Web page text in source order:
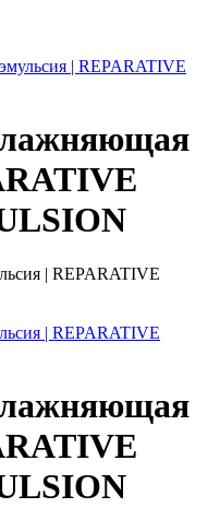
| REPARATIVE